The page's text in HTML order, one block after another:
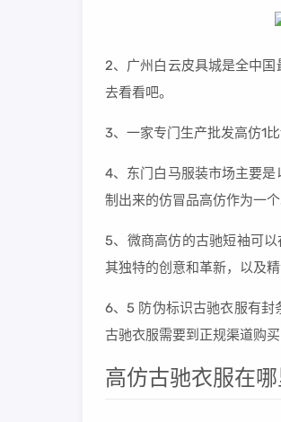
2、广州白云皮具城是全中
去看看吧。
3、一家专门生产批发高仿1
4、东门白马服装市场主要
制出来的仿冒品高仿作为一
5、微商高仿的古驰短袖可
其独特的创意和革新，以及
6、5 防伪标识古驰衣服有封
古驰衣服需要到正规渠道购
高仿古驰衣服在